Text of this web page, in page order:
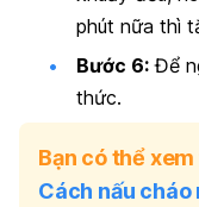
phút nữa thì
Bước 6: Để
thức.
Bạn có thể
Cách nấu